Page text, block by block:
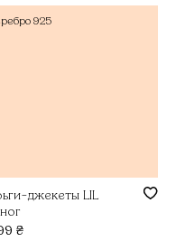
925
джекеты LIL
₴